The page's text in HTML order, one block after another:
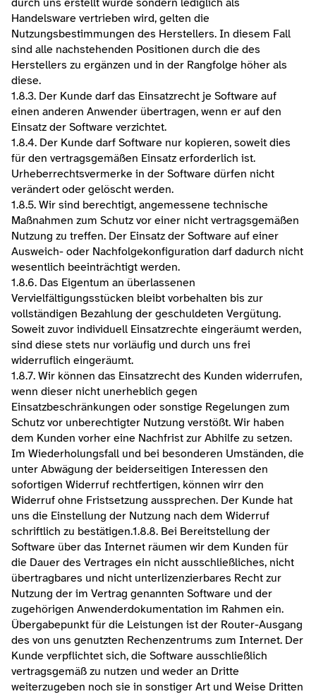
durch uns erstellt wurde sondern lediglich als
Handelsware vertrieben wird, gelten die
Nutzungsbestimmungen des Herstellers. In diesem Fall
sind alle nachstehenden Positionen durch die des
Herstellers zu ergänzen und in der Rangfolge höher als
diese.
1.8.3. Der Kunde darf das Einsatzrecht je Software auf
einen anderen Anwender übertragen, wenn er auf den
Einsatz der Software verzichtet.
1.8.4. Der Kunde darf Software nur kopieren, soweit dies
für den vertragsgemäßen Einsatz erforderlich ist.
Urheberrechtsvermerke in der Software dürfen nicht
verändert oder gelöscht werden.
1.8.5. Wir sind berechtigt, angemessene technische
Maßnahmen zum Schutz vor einer nicht vertragsgemäßen
Nutzung zu treffen. Der Einsatz der Software auf einer
Ausweich- oder Nachfolgekonfiguration darf dadurch nicht
wesentlich beeinträchtigt werden.
1.8.6. Das Eigentum an überlassenen
Vervielfältigungsstücken bleibt vorbehalten bis zur
vollständigen Bezahlung der geschuldeten Vergütung.
Soweit zuvor individuell Einsatzrechte eingeräumt werden,
sind diese stets nur vorläufig und durch uns frei
widerruflich eingeräumt.
1.8.7. Wir können das Einsatzrecht des Kunden widerrufen,
wenn dieser nicht unerheblich gegen
Einsatzbeschränkungen oder sonstige Regelungen zum
Schutz vor unberechtigter Nutzung verstößt. Wir haben
dem Kunden vorher eine Nachfrist zur Abhilfe zu setzen.
Im Wiederholungsfall und bei besonderen Umständen, die
unter Abwägung der beiderseitigen Interessen den
sofortigen Widerruf rechtfertigen, können wirr den
Widerruf ohne Fristsetzung aussprechen. Der Kunde hat
uns die Einstellung der Nutzung nach dem Widerruf
schriftlich zu bestätigen.1.8.8. Bei Bereitstellung der
Software über das Internet räumen wir dem Kunden für
die Dauer des Vertrages ein nicht ausschließliches, nicht
übertragbares und nicht unterlizenzierbares Recht zur
Nutzung der im Vertrag genannten Software und der
zugehörigen Anwenderdokumentation im Rahmen ein.
Übergabepunkt für die Leistungen ist der Router-Ausgang
des von uns genutzten Rechenzentrums zum Internet. Der
Kunde verpflichtet sich, die Software ausschließlich
vertragsgemäß zu nutzen und weder an Dritte
weiterzugeben noch sie in sonstiger Art und Weise Dritten